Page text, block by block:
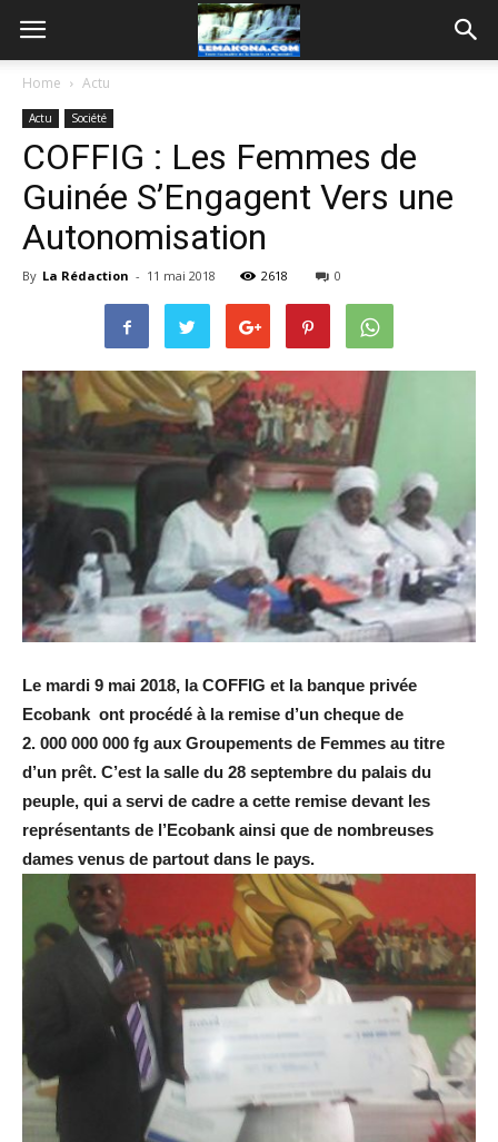
Home Actu
Actu Société
COFFIG : Les Femmes de
Guinée S’Engagent Vers une
Autonomisation
By La Rédaction - 11 mai 2018 2618 0
Le mardi 9 mai 2018, la COFFIG et la banque privée
Ecobank ont procédé à la remise d’un cheque de
2. 000 000 000 fg aux Groupements de Femmes au titre
d’un prêt. C’est la salle du 28 septembre du palais du
peuple, qui a servi de cadre a cette remise devant les
représentants de l’Ecobank ainsi que de nombreuses
dames venus de partout dans le pays.